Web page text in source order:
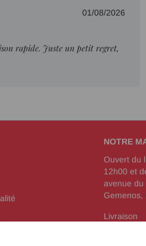
01/08/2026
rapide. Juste un petit regret,
NOTRE
Ouvert du
12h00 et
avenue du
Gemenos,
Livraison